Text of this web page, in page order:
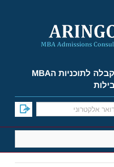
למד על אפשרויות הקבלה לתוכניות הMBA